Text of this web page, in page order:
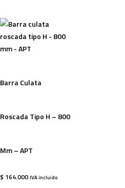
Barra Culata
Roscada Tipo H – 800
Mm – APT
$ 164.000 IVA incluido